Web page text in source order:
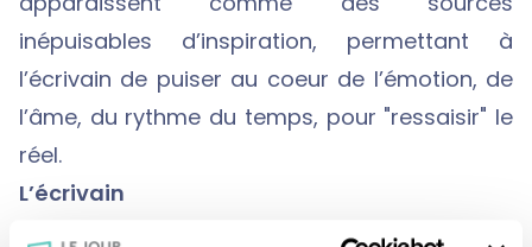
inépuisables d’inspiration, permettant à
l’écrivain de puiser au coeur de l’émotion, de
l’âme, du rythme du temps, pour "ressaisir" le
réel.
L’écrivain
Après avoir longtemps été grand reporter